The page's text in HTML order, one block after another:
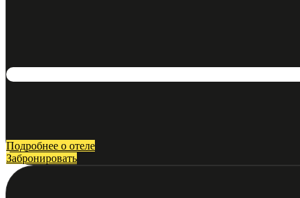
Подробнее о отеле
Забронировать